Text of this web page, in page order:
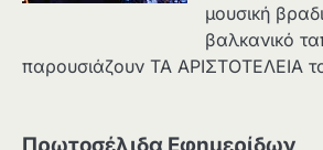
μουσική
βαλκανικό
παρουσιάζουν ΤΑ ΑΡΙΣΤΟΤΕΛΕΙΑ